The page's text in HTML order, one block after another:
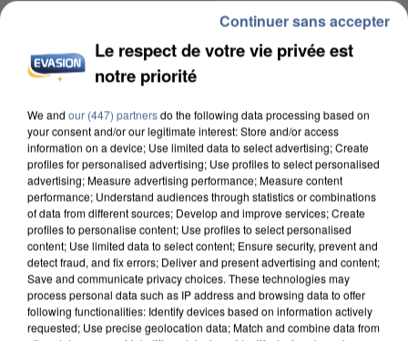
Les données bancaires ne seraient pas
Le respect de votre vie privée est
notre priorité
We and our (447) partnersdo the following data processing based on
your consent and/or our legitimate interest: Store and/or access
information on a device; Use limited data to select advertising; Create
profiles for personalised advertising; Use profiles to select personalised
advertising; Measure advertising performance; Measure content
performance; Understand audiences through statistics or combinations
of data from different sources; Develop and improve services; Create
profiles to personalise content; Use profiles to select personalised
content; Use limited data to select content; Ensure security, prevent and
detect fraud, and fix errors; Deliver and present advertising and content;
Save and communicate privacy choices. These technologies may
process personal data such as IP address and browsing data to offer
following functionalities: Identify devices based on information actively
requested; Use precise geolocation data; Match and combine data from
Continuer sans accepter